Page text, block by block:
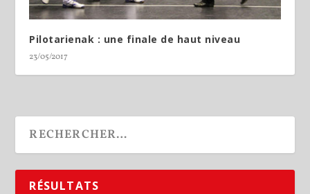
Pilotarienak : une finale de haut niveau
23/05/2017
RÉSULTATS